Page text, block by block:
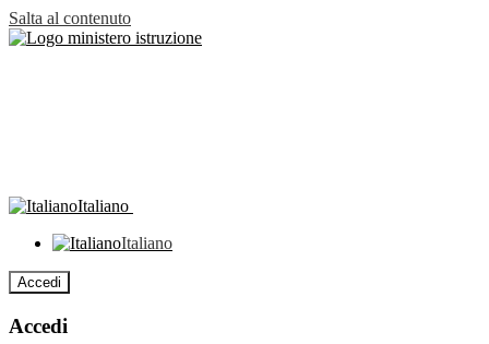
Salta al contenuto
Italiano
Italiano
Accedi
Accedi